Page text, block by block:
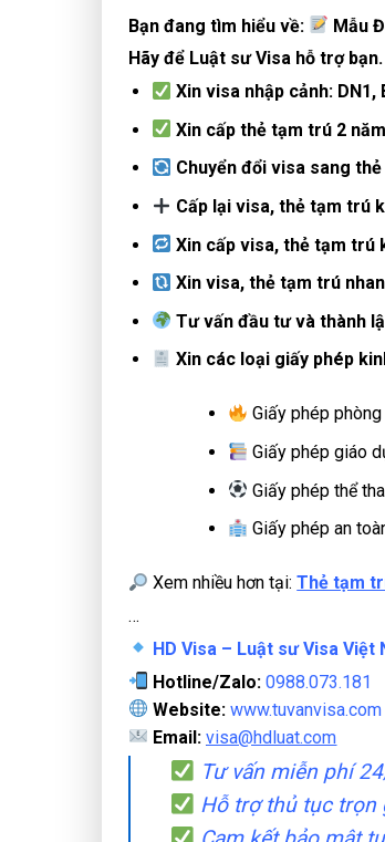
Bạn đang tìm hiểu về:
Mẫu
Hãy để Luật sư Visa hỗ trợ bạn.
Xin visa nhập cảnh:
Xin cấp thẻ tạm trú 2
Chuyển đổi visa sang
Cấp lại visa, thẻ tạm trú
Xin cấp visa, thẻ tạm trú
Xin visa, thẻ tạm trú
Tư vấn đầu tư và thành
Xin các loại giấy phép
Giấy phép
Giấy phép giáo
Giấy phép thể
Giấy phép an
Xem nhiều hơn tại:Thẻ tạm
…
HD Visa – Luật sư Visa Việt
Hotline/Zalo: 0988.073.181
Website: www.tuvanvisa.com
Email: visa@hdluat.com
Tư vấn miễn phí
Hỗ trợ thủ tục trọn